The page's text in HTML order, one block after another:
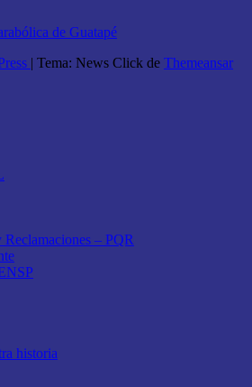
| Tema: News Click de Themeansar
Reclamaciones – PQR
historia